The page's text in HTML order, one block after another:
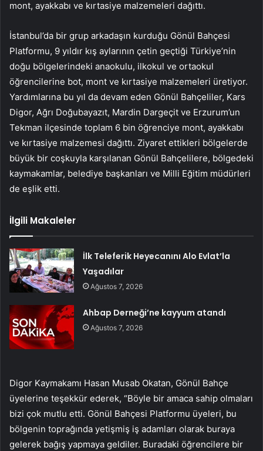
mont, ayakkabı ve kırtasiye malzemeleri dağıttı.
İstanbul’da bir grup arkadaşın kurduğu Gönül Bahçesi
Platformu, 9 yıldır kış aylarının çetin geçtiği Türkiye’nin
doğu bölgelerindeki anaokulu, ilkokul ve ortaokul
öğrencilerine bot, mont ve kırtasiye malzemeleri üretiyor.
Yardımlarına bu yıl da devam eden Gönül Bahçeliler, Kars
Digor, Ağrı Doğubayazıt, Mardin Dargeçit ve Erzurum’un
Tekman ilçesinde toplam 6 bin öğrenciye mont, ayakkabı
ve kırtasiye malzemesi dağıttı. Ziyaret ettikleri bölgelerde
büyük bir coşkuyla karşılanan Gönül Bahçelilere, bölgedeki
kaymakamlar, belediye başkanları ve Milli Eğitim müdürleri
de eşlik etti.
İlgili Makaleler
İlk Teleferik Heyecanını Alo Evlat’la
Yaşadılar
Ağustos 7, 2026
Ahbap Derneği’ne kayyum atandı
Ağustos 7, 2026
Digor Kaymakamı Hasan Musab Okatan, Gönül Bahçe
üyelerine teşekkür ederek, “Böyle bir amaca sahip olmaları
bizi çok mutlu etti. Gönül Bahçesi Platformu üyeleri, bu
bölgenin toprağında yetişmiş iş adamları olarak buraya
gelerek bağış yapmaya geldiler. Buradaki öğrencilere bir